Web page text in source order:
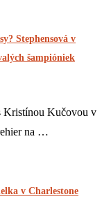
Stephensová v
šampióniek
Kučovou v
na …
v Charlestone